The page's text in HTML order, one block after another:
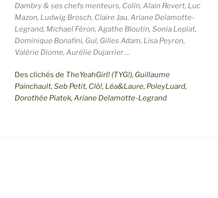
Dambry & ses chefs menteurs, Colin, Alain Revert, Luc
Mazon, Ludwig Brosch, Claire Jau, Ariane Delamotte-
Legrand, Michael Féron, Agathe Bloutin, Sonia Leplat,
Dominique Bonafini, Gul, Gilles Adam, Lisa Peyron,
Valérie Diome, Aurélie Dujarrier …
Des clichés de TheYeahGirl! (TYG!), Guillaume
Painchault, Seb Petit, Clô!, Léa&Laure, PoleyLuard,
Dorothée Piatek, Ariane Delamotte-Legrand